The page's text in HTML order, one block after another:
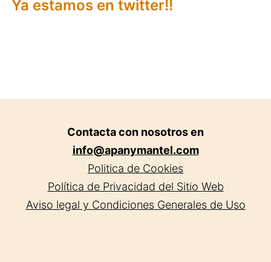
de
Ya estamos en twitter!!
Contacta con nosotros en
info@apanymantel.com
Politica de Cookies
Política de Privacidad del Sitio Web
Aviso legal y Condiciones Generales de Uso